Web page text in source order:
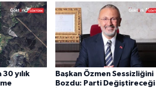
yılık
Başkan Özmen Sessizliğini
Bozdu: Parti Değiştireceği